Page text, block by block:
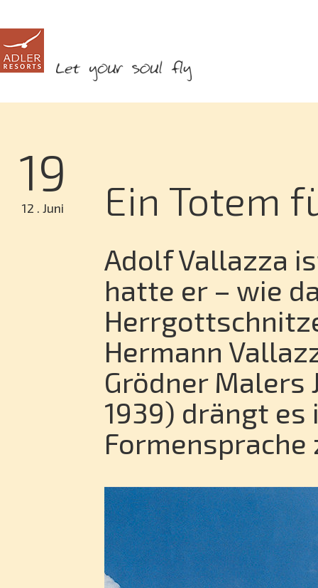
19
12 . Juni Ein Totem
Adolf Vallazza
hatte er – wie
Hermann
Grödner Malers
1939) drängt es
Formensprache